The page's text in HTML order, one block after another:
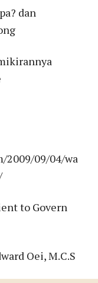
dan
2009/09/04/wa
to Govern
Oei, M.C.S